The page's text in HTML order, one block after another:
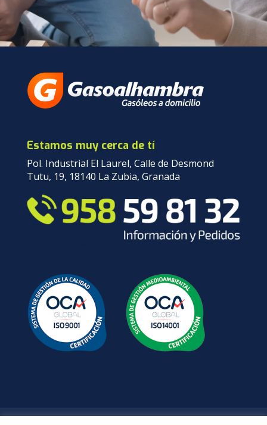
Estamos muy cerca de tí
Pol. Industrial El Laurel, Calle de Desmond
Tutu, 19, 18140 La Zubia, Granada